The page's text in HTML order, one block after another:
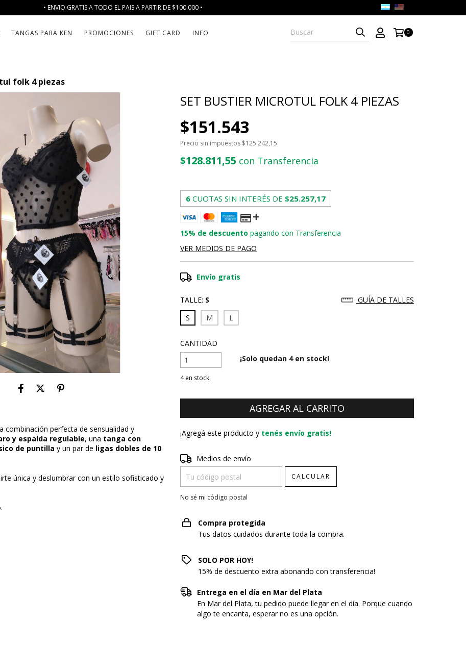
• ENVIO GRATIS A TODO EL PAIS A PARTIR DE $100.000 •
TANGAS PARA KEN PROMOCIONES GIFT CARD INFO 0
folk 4 piezas
combinación perfecta de sensualidad y
y espalda regulable, una tanga con
de puntilla y un par de ligas dobles de 10
única y deslumbrar con un estilo sofisticado y
SET BUSTIER MICROTUL FOLK 4 PIEZAS
$151.543
Precio sin impuestos $125.242,15
$128.811,55 con Transferencia
6 CUOTAS SIN INTERÉS DE $25.257,17
15% de descuento pagando con Transferencia
VER MEDIOS DE PAGO
Envío gratis
TALLE: S
GUÍA DE TALLES
S
M L
CANTIDAD
4en stock
¡Solo quedan 4en stock!
¡Agregá este producto y tenés envío gratis!
Entregas para el CP:
Medios de envío
CALCULAR
No sé mi código postal
Compra protegida
Tus datos cuidados durante toda la compra.
SOLO POR HOY!
15% de descuento extra abonando con transferencia!
Entrega en el día en Mar del Plata
En Mar del Plata, tu pedido puede llegar en el día. Porque cuando
algo te encanta, esperar no es una opción.